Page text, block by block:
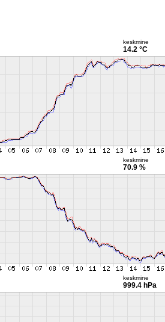
keskmine
14.2 °C
keskmine
70.9 %
keskmine
999.4 hPa